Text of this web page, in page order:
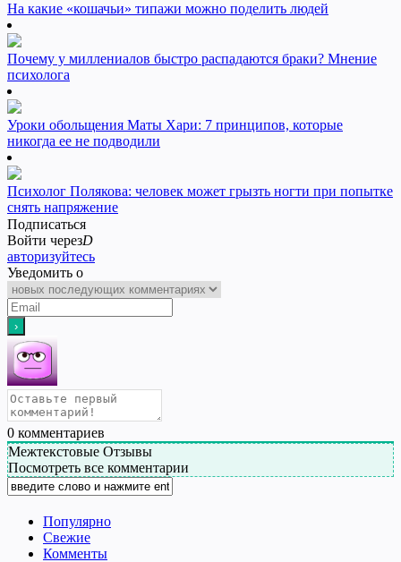
На какие «кошачьи» типажи можно поделить людей
Почему у миллениалов быстро распадаются браки? Мнение
психолога
Уроки обольщения Маты Хари: 7 принципов, которые
никогда ее не подводили
Психолог Полякова: человек может грызть ногти при попытке
снять напряжение
Подписаться
Войти черезD
авторизуйтесь
Уведомить о
0 комментариев
Межтекстовые Отзывы
Посмотреть все комментарии
Популярно
Свежие
Комменты